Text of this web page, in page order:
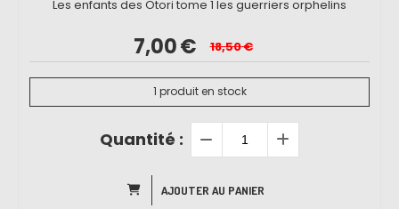
Les enfants des Otori tome 1 les guerriers orphelins
7,00€ 18,50€
1 produit en stock
Quantité :
AJOUTER AU PANIER